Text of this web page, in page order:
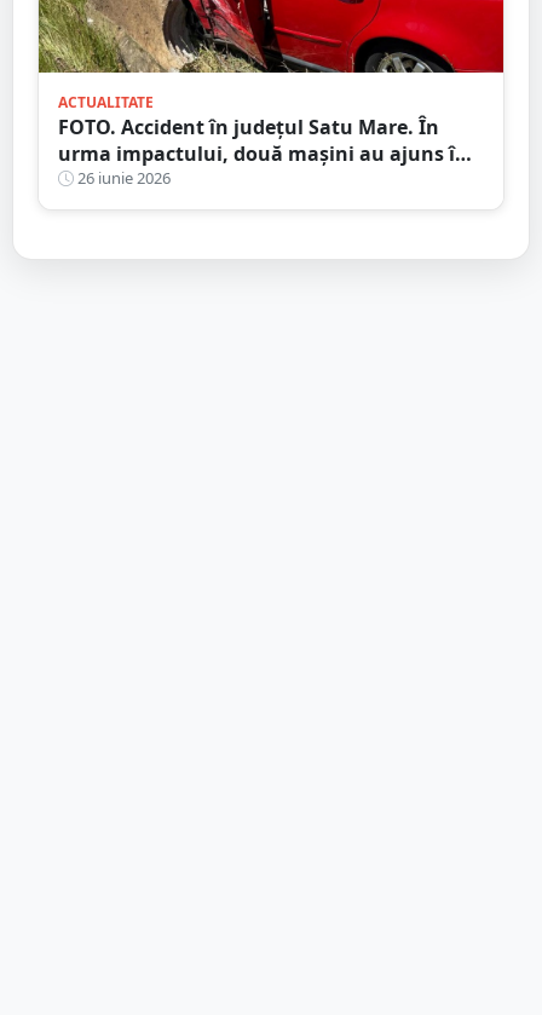
ACTUALITATE
FOTO. Accident în județul Satu Mare. În
urma impactului, două mașini au ajuns în
șanț26 iunie 2026